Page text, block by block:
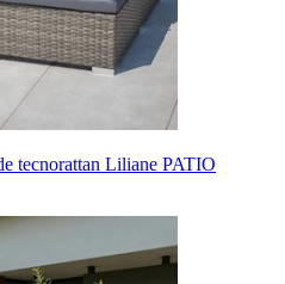
tecnorattan Liliane PATIO